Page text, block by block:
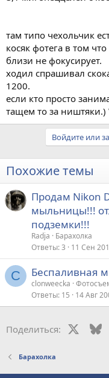
там типо чехольчик
косяк фотега в том
близи не фокусирует.
ходил спрашивал
1200.
если кто просто
тащем то за ништяки.)
Войдите или
Похожие темы
Продам Nikon
мыльницы!!!
подземки!!!
Radja
Барахолка
Ответы 3 11 Сен
C Беспаливная
clonweecka
Ответы 15 14 Авг
Поделиться:
Барахолка